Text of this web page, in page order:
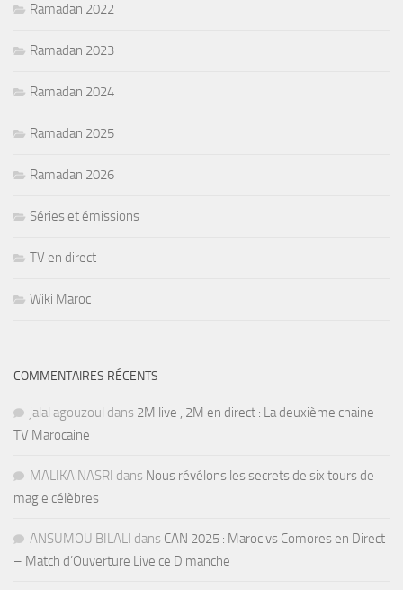
Ramadan 2022
Ramadan 2023
Ramadan 2024
Ramadan 2025
Ramadan 2026
Séries et émissions
TV en direct
Wiki Maroc
COMMENTAIRES RÉCENTS
jalal agouzoul dans 2M live , 2M en direct : La deuxième chaine
TV Marocaine
MALIKA NASRI dans Nous révélons les secrets de six tours de
magie célèbres
ANSUMOU BILALI dans CAN 2025 : Maroc vs Comores en Direct
– Match d’Ouverture Live ce Dimanche